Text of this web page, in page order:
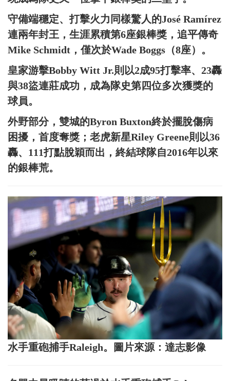
守備端穩定、打擊火力同樣驚人的José Ramírez
連兩年封王，生涯累積第6座銀棒獎，追平傳奇
Mike Schmidt，僅次於Wade Boggs（8座）。
皇家游擊Bobby Witt Jr.則以2成95打擊率、23轟
與38盜連莊成功，成為隊史第四位多次獲獎的
球員。
外野部分，雙城的Byron Buxton終於擺脫傷病
困擾，首度奪獎；老虎新星Riley Greene則以36
轟、111打點脫穎而出，終結球隊自2016年以來
的銀棒荒。
水手重砲捕手Raleigh。圖片來源：達志影像